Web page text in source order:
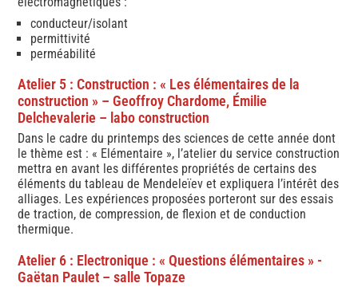
conducteur/isolant
permittivité
perméabilité
Atelier 5 : Construction : « Les élémentaires de la
construction » – Geoffroy Chardome, Émilie
Delchevalerie – labo construction
Dans le cadre du printemps des sciences de cette année dont
le thème est : « Elémentaire », l’atelier du service construction
mettra en avant les différentes propriétés de certains des
éléments du tableau de Mendeleïev et expliquera l’intérêt des
alliages. Les expériences proposées porteront sur des essais
de traction, de compression, de flexion et de conduction
thermique.
Atelier 6 : Electronique : « Questions élémentaires » -
Gaëtan Paulet – salle Topaze